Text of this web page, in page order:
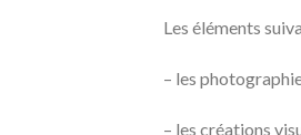
Les éléments
– les
– les créations